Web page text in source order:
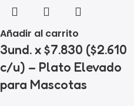
Añadir al carrito
3und. x $7.830 ($2.610
c/u) – Plato Elevado
para Mascotas